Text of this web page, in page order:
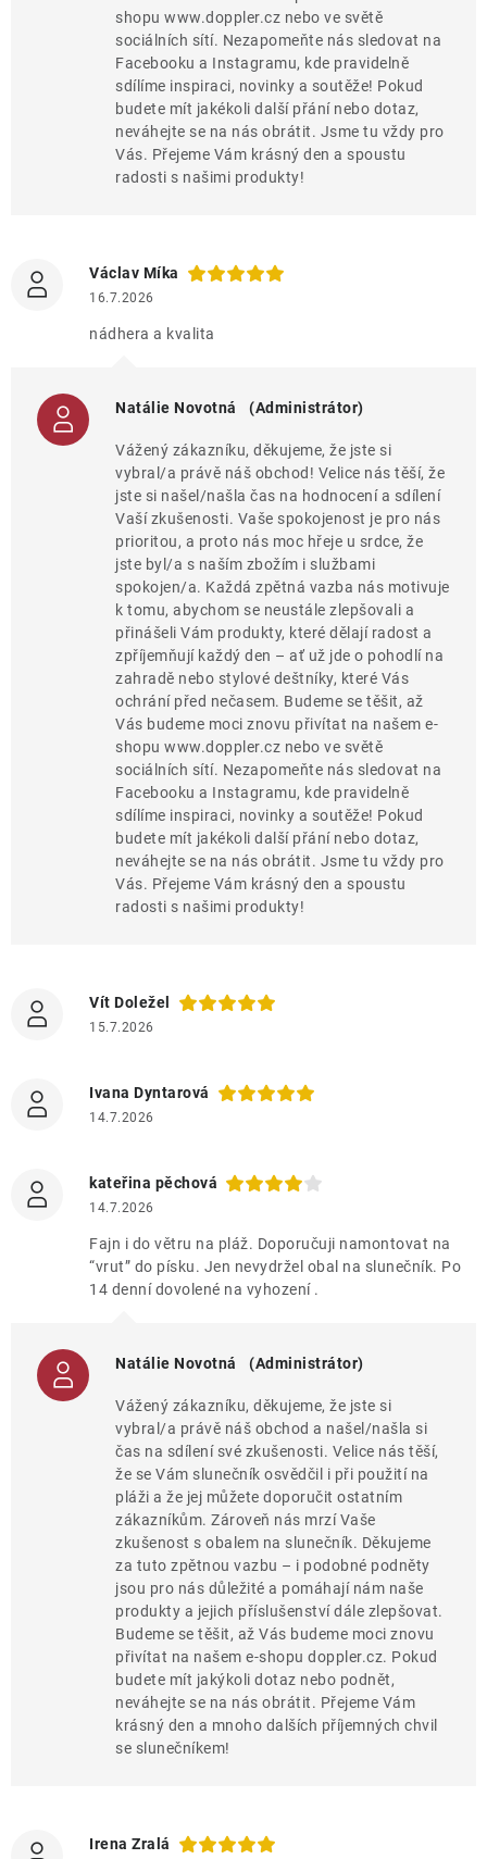
shopu www.doppler.cz nebo ve světě
sociálních sítí. Nezapomeňte nás sledovat na
Facebooku a Instagramu, kde pravidelně
sdílíme inspiraci, novinky a soutěže! Pokud
budete mít jakékoli další přání nebo dotaz,
neváhejte se na nás obrátit. Jsme tu vždy pro
Vás. Přejeme Vám krásný den a spoustu
radosti s našimi produkty!
Václav Míka
16.7.2026
nádhera a kvalita
Natálie Novotná (Administrátor)
Vážený zákazníku, děkujeme, že jste si
vybral/a právě náš obchod! Velice nás těší, že
jste si našel/našla čas na hodnocení a sdílení
Vaší zkušenosti. Vaše spokojenost je pro nás
prioritou, a proto nás moc hřeje u srdce, že
jste byl/a s naším zbožím i službami
spokojen/a. Každá zpětná vazba nás motivuje
k tomu, abychom se neustále zlepšovali a
přinášeli Vám produkty, které dělají radost a
zpříjemňují každý den – ať už jde o pohodlí na
zahradě nebo stylové deštníky, které Vás
ochrání před nečasem. Budeme se těšit, až
Vás budeme moci znovu přivítat na našem e-
shopu www.doppler.cz nebo ve světě
sociálních sítí. Nezapomeňte nás sledovat na
Facebooku a Instagramu, kde pravidelně
sdílíme inspiraci, novinky a soutěže! Pokud
budete mít jakékoli další přání nebo dotaz,
neváhejte se na nás obrátit. Jsme tu vždy pro
Vás. Přejeme Vám krásný den a spoustu
radosti s našimi produkty!
Vít Doležel
15.7.2026
Ivana Dyntarová
14.7.2026
kateřina pěchová
14.7.2026
Fajn i do větru na pláž. Doporučuji namontovat na
“vrut” do písku. Jen nevydržel obal na slunečník. Po
14 denní dovolené na vyhození .
Natálie Novotná (Administrátor)
Vážený zákazníku, děkujeme, že jste si
vybral/a právě náš obchod a našel/našla si
čas na sdílení své zkušenosti. Velice nás těší,
že se Vám slunečník osvědčil i při použití na
pláži a že jej můžete doporučit ostatním
zákazníkům. Zároveň nás mrzí Vaše
zkušenost s obalem na slunečník. Děkujeme
za tuto zpětnou vazbu – i podobné podněty
jsou pro nás důležité a pomáhají nám naše
produkty a jejich příslušenství dále zlepšovat.
Budeme se těšit, až Vás budeme moci znovu
přivítat na našem e-shopu doppler.cz. Pokud
budete mít jakýkoli dotaz nebo podnět,
neváhejte se na nás obrátit. Přejeme Vám
krásný den a mnoho dalších příjemných chvil
se slunečníkem!
Irena Zralá